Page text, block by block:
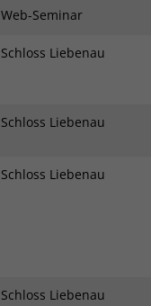
Web-Seminar
Schloss Liebenau
Schloss Liebenau
Schloss Liebenau
Schloss Liebenau